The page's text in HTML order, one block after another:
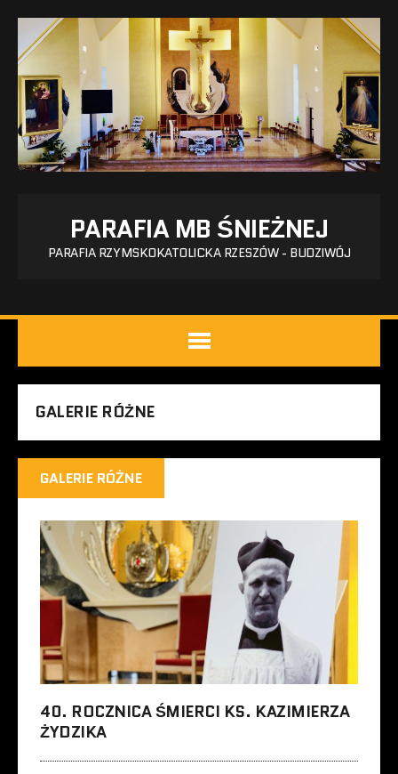
PARAFIA MB ŚNIEŻNEJ
PARAFIA RZYMSKOKATOLICKA RZESZÓW - BUDZIWÓJ
GALERIE RÓŻNE
GALERIE RÓŻNE
40. ROCZNICA ŚMIERCI KS. KAZIMIERZA
ŻYDZIKA